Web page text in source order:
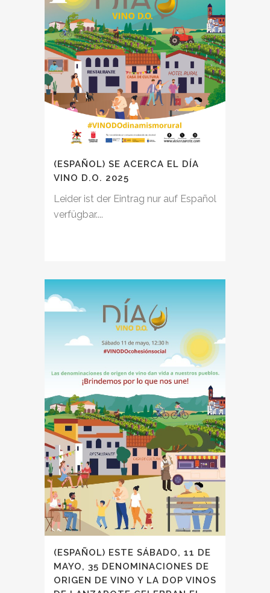
(ESPAÑOL) SE ACERCA EL DÍA
VINO D.O. 2025
Leider ist der Eintrag nur auf Español
verfügbar....
(ESPAÑOL) ESTE SÁBADO, 11 DE
MAYO, 35 DENOMINACIONES DE
ORIGEN DE VINO Y LA DOP VINOS